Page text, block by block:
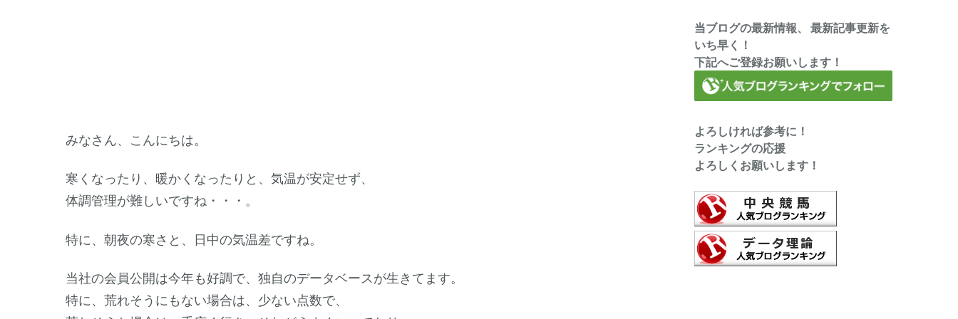
みなさん、こんにちは。
寒くなったり、暖かくなったりと、気温が安定せず、
体調管理が難しいですね・・・。
特に、朝夜の寒さと、日中の気温差ですね。
当社の会員公開は今年も好調で、独自のデータベースが生きてます。
特に、荒れそうにもない場合は、少ない点数で、
当ブログの最新情報、 最新記事更新を
いち早く！
下記へご登録お願いします！
よろしければ参考に！
ランキングの応援
よろしくお願いします！